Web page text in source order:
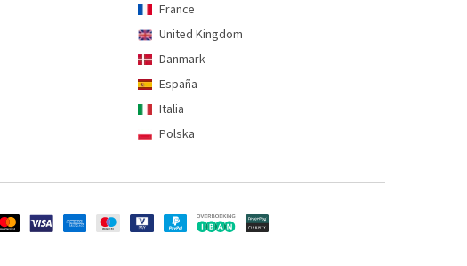
France
United Kingdom
Danmark
España
Italia
Polska